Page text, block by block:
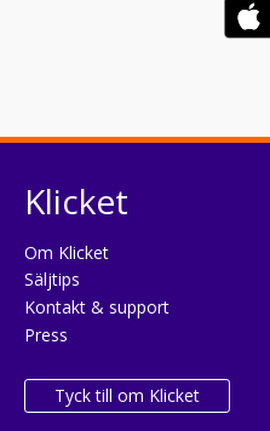
Klicket
Om Klicket
Säljtips
Kontakt & support
Press
Tyck till om Klicket